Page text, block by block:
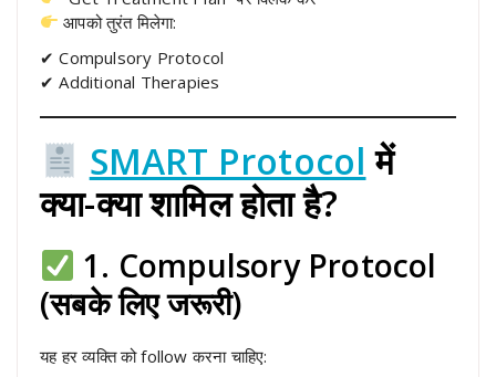
आपको तुरंत मिलेगा:
✔ Compulsory Protocol
✔ Additional Therapies
SMART Protocol में
क्या-क्या शामिल होता है?
1. Compulsory Protocol
(सबके लिए जरूरी)
यह हर व्यक्ति को follow करना चाहिए: